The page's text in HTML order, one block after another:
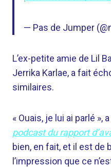
— Pas de Jumper
L’ex-petite amie de Lil
Jerrika Karlae, a fait
similaires.
« Ouais, je lui ai parlé »,
podcast du rapport
bien, en fait, et il est de
l’impression que ce